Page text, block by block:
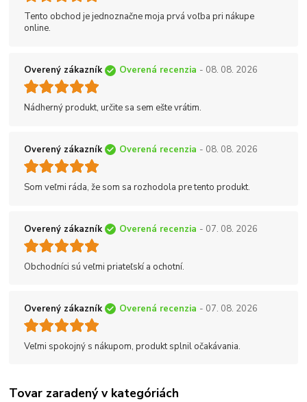
Tento obchod je jednoznačne moja prvá voľba pri nákupe
online.
Overený zákazník Overená recenzia - 08. 08. 2026
Nádherný produkt, určite sa sem ešte vrátim.
Overený zákazník Overená recenzia - 08. 08. 2026
Som veľmi ráda, že som sa rozhodola pre tento produkt.
Overený zákazník Overená recenzia - 07. 08. 2026
Obchodníci sú veľmi priateľskí a ochotní.
Overený zákazník Overená recenzia - 07. 08. 2026
Veľmi spokojný s nákupom, produkt splnil očakávania.
Tovar zaradený v kategóriách